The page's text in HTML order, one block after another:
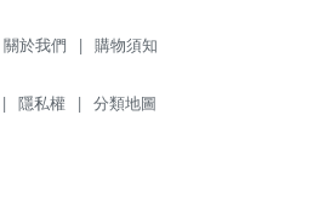
關於我們 | 購物須知
| 隱私權 | 分類地圖